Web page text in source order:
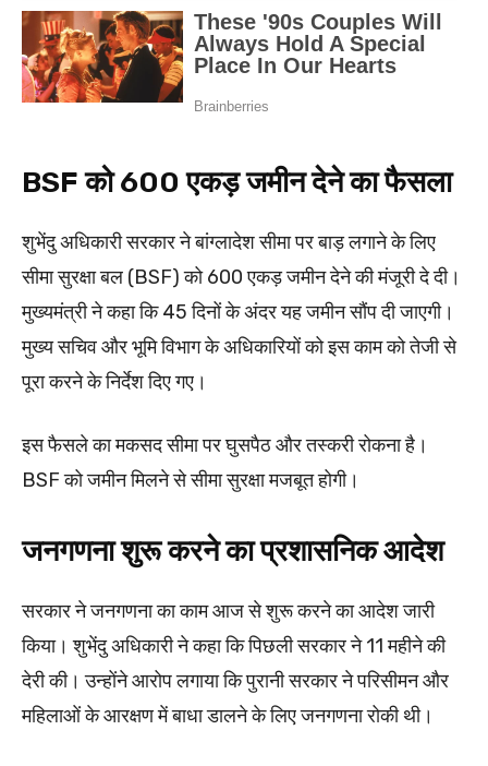
BSF को 600 एकड़ जमीन देने का फैसला
शुभेंदु अधिकारी सरकार ने बांग्लादेश सीमा पर बाड़ लगाने के लिए
सीमा सुरक्षा बल (BSF) को 600 एकड़ जमीन देने की मंजूरी दे दी।
मुख्यमंत्री ने कहा कि 45 दिनों के अंदर यह जमीन सौंप दी जाएगी।
मुख्य सचिव और भूमि विभाग के अधिकारियों को इस काम को तेजी से
पूरा करने के निर्देश दिए गए।
इस फैसले का मकसद सीमा पर घुसपैठ और तस्करी रोकना है।
BSF को जमीन मिलने से सीमा सुरक्षा मजबूत होगी।
जनगणना शुरू करने का प्रशासनिक आदेश
सरकार ने जनगणना का काम आज से शुरू करने का आदेश जारी
किया। शुभेंदु अधिकारी ने कहा कि पिछली सरकार ने 11 महीने की
देरी की। उन्होंने आरोप लगाया कि पुरानी सरकार ने परिसीमन और
महिलाओं के आरक्षण में बाधा डालने के लिए जनगणना रोकी थी।